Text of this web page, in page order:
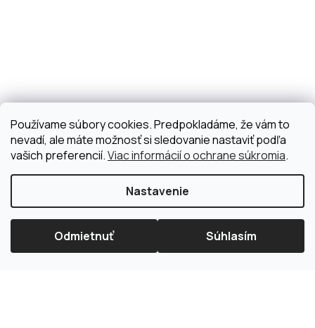
Používame súbory cookies. Predpokladáme, že vám to
nevadí, ale máte možnosť si sledovanie nastaviť podľa
vašich preferencií.Viac informácií o ochrane súkromia.
Nastavenie
Odmietnuť Súhlasím